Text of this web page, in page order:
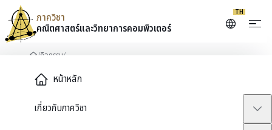
หน้าหลัก
เกี่ยวกับภาควิชา
ภาควิชา
คณิตศาสตร์และวิทยาการคอมพิวเตอร์
TH
Skip to content
/กิจกรรม/
UNDER WIND FORCE